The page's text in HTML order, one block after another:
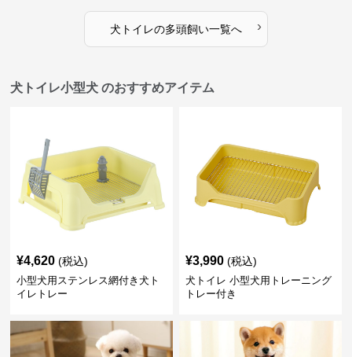
犬トイレの多頭飼い一覧へ ›
犬トイレ小型犬 のおすすめアイテム
¥4,620 (税込)
小型犬用ステンレス網付き犬ト
イレトレー
¥3,990 (税込)
犬トイレ 小型犬用トレーニング
トレー付き